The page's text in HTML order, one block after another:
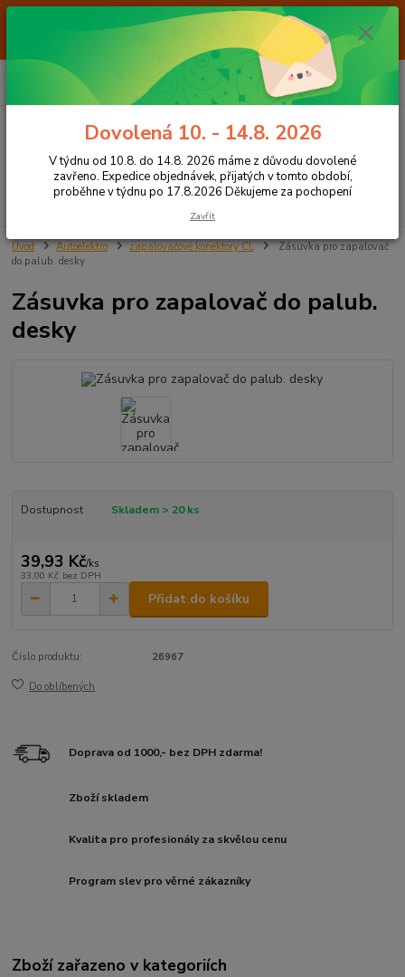
Od 7.8. do 14.8. 2026 máme z důvodu dovolené ZAVŘENO. Expedice
objednávek, přijatých v tomto období, proběhne v týdnu po 17.8.2026
Děkujeme za pochopení
CZK
Hledat
+420 605 283 713
za0,00 Kč
Úvod Autoelektro zapalovačové konektory CL
Zásuvka pro zapalovač
do palub. desky
Zásuvka pro zapalovač do palub.
desky
Dostupnost Skladem > 20 ks
39,93 Kč/ks
33,00 Kč bez DPH
Přidat do košíku
Číslo produktu: 26967
Do oblíbených
Doprava od 1000,- bez DPH zdarma!
Zboží skladem
Kvalita pro profesionály za skvělou cenu
Program slev pro věrné zákazníky
Zboží zařazeno v kategoriích
Dovolená 10. - 14.8. 2026
V týdnu od 10.8. do 14.8. 2026 máme z důvodu dovolené
zavřeno. Expedice objednávek, přijatých v tomto období,
proběhne v týdnu po 17.8.2026 Děkujeme za pochopení
Zavřít